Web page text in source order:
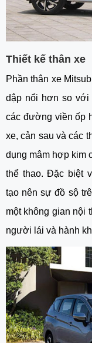
Thiết kế thân xe
Phần thân xe
dập nổi hơn so với
các đường viền ốp
xe, cản sau và các
dụng mâm hợp kim
thể thao. Đặc biệt
tạo nên sự đồ sộ
một không gian nội
người lái và hành